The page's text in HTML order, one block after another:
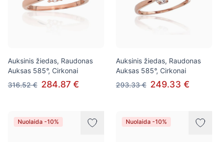
Auksinis žiedas, Raudonas
Auksas 585°, Cirkonai
316.52 € 284.87 €
Auksinis žiedas, Raudonas
Auksas 585°, Cirkonai
293.33 € 249.33 €
Nuolaida -10% Nuolaida -10%